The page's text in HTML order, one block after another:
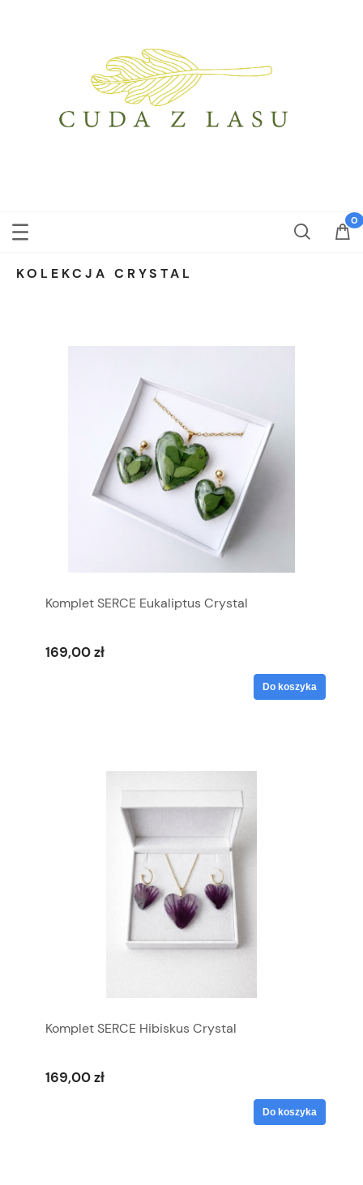
KOLEKCJA CRYSTAL
Komplet SERCE Eukaliptus Crystal
169,00 zł
Do koszyka
Komplet SERCE Hibiskus Crystal
169,00 zł
Do koszyka